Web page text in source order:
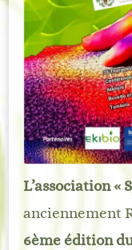
L’association «
anciennement
6ème édition